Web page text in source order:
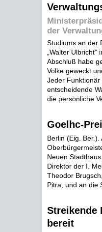
der
Studiums an der
„Walter
Abschluß habe
Volke geweckt
Jeder
entscheidende
die persönliche
Goelhc-
Berlin (Eig.
Neuen
Direktor der I.
Theodor
Pitra, und an die
Streikende
bereit